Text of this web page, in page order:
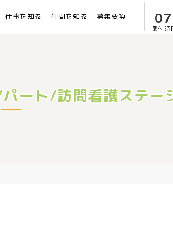
仕事を知る 仲間を知る 募集要項
受付
ート/訪問看護ステー